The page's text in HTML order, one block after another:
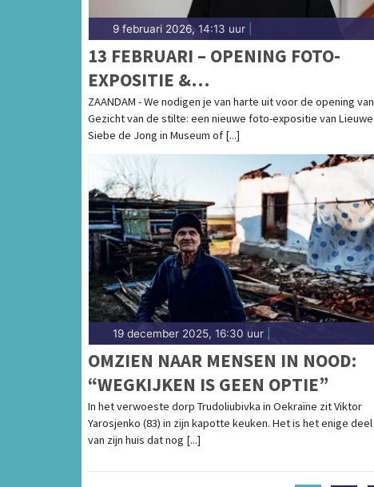
9 februari 2026, 14:13 uur
13 FEBRUARI – OPENING FOTO-
EXPOSITIE &
DOCUMENTAIREAVOND | MUSEUM
OF HUMANITY
ZAANDAM - We nodigen je van harte uit voor de opening van
Gezicht van de stilte: een nieuwe foto-expositie van Lieuwe
Siebe de Jong in Museum of [...]
19 december 2025, 16:30 uur
OMZIEN NAAR MENSEN IN NOOD:
“WEGKIJKEN IS GEEN OPTIE”
In het verwoeste dorp Trudoliubivka in Oekraïne zit Viktor
Yarosjenko (83) in zijn kapotte keuken. Het is het enige deel
van zijn huis dat nog [...]